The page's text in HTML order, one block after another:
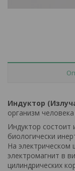
Индуктор
организм
Индуктор состоит
биологически
На электрическом
электромагнит в
цилиндрических